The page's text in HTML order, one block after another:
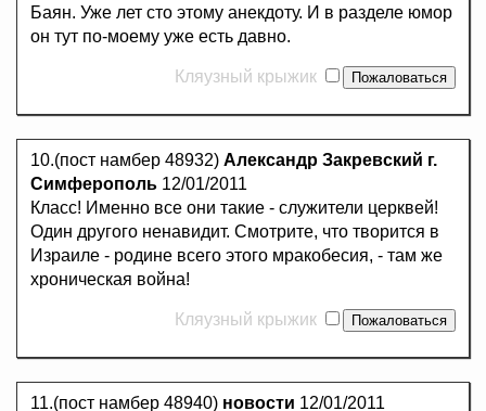
Баян. Уже лет сто этому анекдоту. И в разделе юмор
он тут по-моему уже есть давно.
Кляузный крыжик
10.(пост намбер 48932) Александр Закревский г.
Симферополь 12/01/2011
Класс! Именно все они такие - служители церквей!
Один другого ненавидит. Смотрите, что творится в
Израиле - родине всего этого мракобесия, - там же
хроническая война!
Кляузный крыжик
11.(пост намбер 48940) новости 12/01/2011